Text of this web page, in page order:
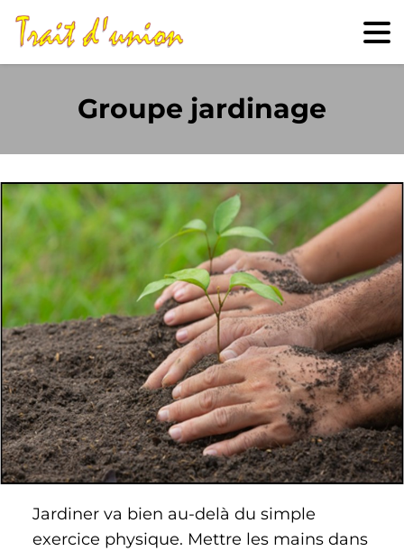
Groupe jardinage
Jardiner va bien au-delà du simple
exercice physique. Mettre les mains dans